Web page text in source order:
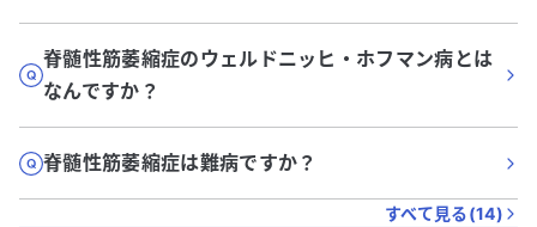
脊髄性筋萎縮症のウェルドニッヒ・ホフマン病とは
なんですか？
脊髄性筋萎縮症は難病ですか？
すべて見る(14)